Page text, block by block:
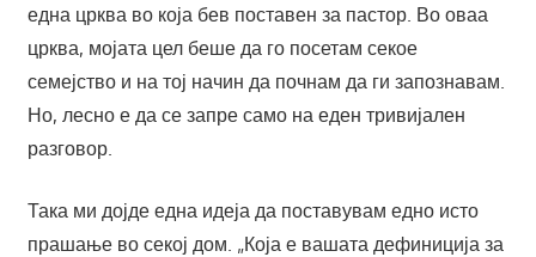
една црква во која бев поставен за пастор. Во оваа
црква, мојата цел беше да го посетам секое
семејство и на тој начин да почнам да ги запознавам.
Но, лесно е да се запре само на еден тривијален
разговор.
Така ми дојде една идеја да поставувам едно исто
прашање во секој дом. „Која е вашата дефиниција за